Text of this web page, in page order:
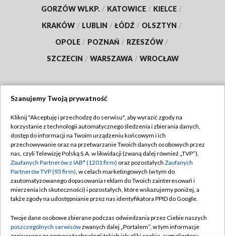
GORZÓW WLKP. / KATOWICE / KIELCE /
KRAKÓW / LUBLIN / ŁÓDŹ / OLSZTYN /
OPOLE / POZNAŃ / RZESZÓW /
SZCZECIN / WARSZAWA / WROCŁAW
TVP
Abonament TVP
Emisja w TVP
Centrum informacji TVP
Naziemna Telewizja Cyfrowa
Rada Programowa
Regulamin TVP
Polityka prywatności
Moje zgody
Pomoc
Kontakt
Szanujemy Twoją prywatność
Kliknij "Akceptuję i przechodzę do serwisu", aby wyrazić zgody na
korzystanie z technologii automatycznego śledzenia i zbierania danych,
dostęp do informacji na Twoim urządzeniu końcowym i ich
przechowywanie oraz na przetwarzanie Twoich danych osobowych przez
nas, czyli Telewizję Polską S.A. w likwidacji (zwaną dalej również „TVP”),
Zaufanych Partnerów z IAB* (1201 firm) oraz pozostałych Zaufanych
Partnerów TVP (93 firm), w celach marketingowych (w tym do
zautomatyzowanego dopasowania reklam do Twoich zainteresowań i
mierzenia ich skuteczności) i pozostałych, które wskazujemy poniżej, a
także zgody na udostępnianie przez nas identyfikatora PPID do Google.
Twoje dane osobowe zbierane podczas odwiedzania przez Ciebie naszych
poszczególnych serwisówzwanych dalej „Portalem”, w tym informacje